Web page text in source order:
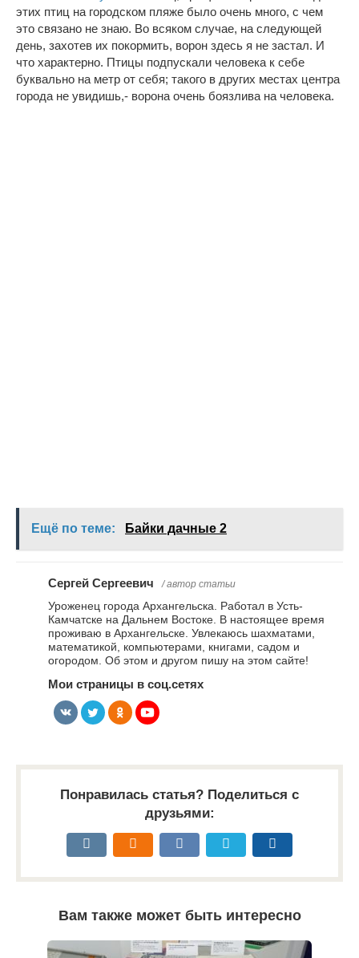
этих птиц на городском пляже было очень много, с чем
это связано не знаю. Во всяком случае, на следующей
день, захотев их покормить, ворон здесь я не застал. И
что характерно. Птицы подпускали человека к себе
буквально на метр от себя; такого в других местах центра
города не увидишь,- ворона очень боязлива на человека.
Ещё по теме: Байки дачные 2
Сергей Сергеевич / автор статьи
Уроженец города Архангельcка. Работал в Усть-
Камчатске на Дальнем Востоке. В настоящее время
проживаю в Архангельске. Увлекаюсь шахматами,
математикой, компьютерами, книгами, садом и
огородом. Об этом и другом пишу на этом сайте!
Мои страницы в соц.сетях
Понравилась статья? Поделиться с
друзьями:
Вам также может быть интересно